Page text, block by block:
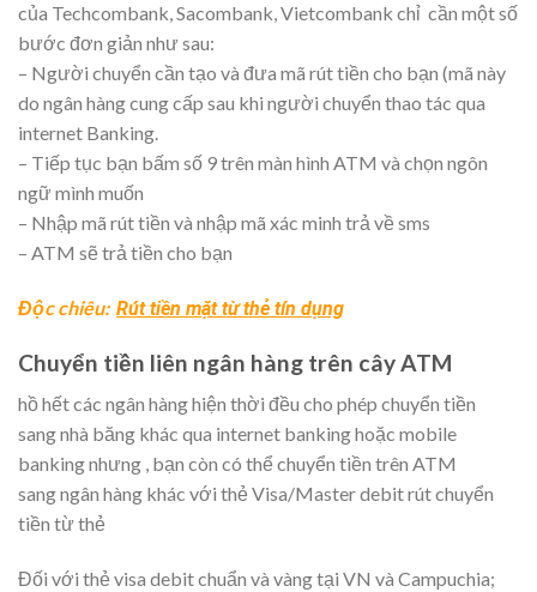
của Techcombank, Sacombank, Vietcombank chỉ cần một số
bước đơn giản như sau:
– Người chuyển cần tạo và đưa mã rút tiền cho bạn (mã này
do ngân hàngcung cấp sau khi người chuyển thao tác qua
internet Banking.
– Tiếp tục bạn bấm số 9 trên màn hình ATM và chọn ngôn
ngữmình muốn
– Nhập mã rút tiền và nhập mã xác minh trả về sms
– ATM sẽ trả tiền cho bạn
Độc chiêu: Rút tiền mặt từ thẻ tín dụng
Chuyển tiền liên ngân hàng trên cây ATM
hồ hếtcác ngân hànghiện thời đều cho phép chuyển tiền
sangnhà băng khác qua internet banking hoặc mobile
banking nhưng , bạn còn có thể chuyển tiền trên ATM
sangngân hàng khác với thẻ Visa/Master debit rút chuyển
tiền từ thẻ
Đối với thẻ visa debit chuẩn và vàng tại VN và Campuchia;